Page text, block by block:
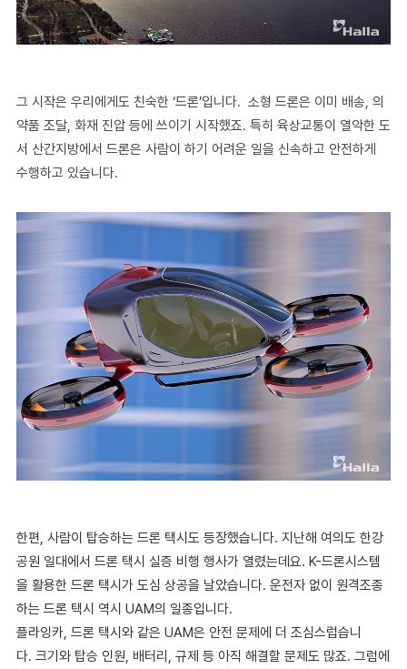
그 시작은 우리에게도 친숙한 ‘드론’입니다. 소형 드론은 이미 배송, 의
약품 조달, 화재 진압 등에 쓰이기 시작했죠. 특히 육상교통이 열악한 도
서 산간지방에서 드론은 사람이 하기 어려운 일을 신속하고 안전하게
수행하고 있습니다.
한편, 사람이 탑승하는 드론 택시도 등장했습니다. 지난해 여의도 한강
공원 일대에서 드론 택시 실증 비행 행사가 열렸는데요. K-드론시스템
을 활용한 드론 택시가 도심 상공을 날았습니다. 운전자 없이 원격조종
하는 드론 택시 역시 UAM의 일종입니다.
플라잉카, 드론 택시와 같은 UAM은 안전 문제에 더 조심스럽습니
다. 크기와 탑승 인원, 배터리, 규제 등 아직 해결할 문제도 많죠. 그럼에